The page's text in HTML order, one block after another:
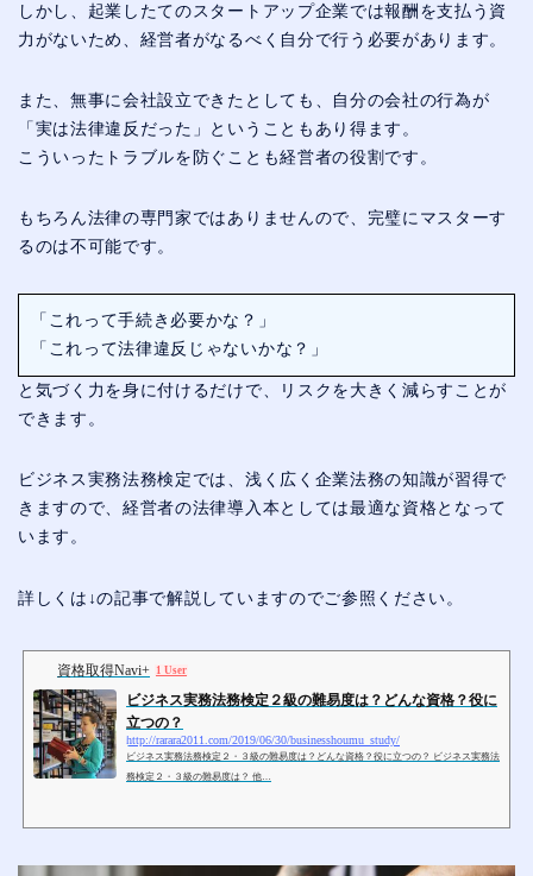
しかし、起業したてのスタートアップ企業では報酬を支払う資
力がないため、経営者がなるべく自分で行う必要があります。
また、無事に会社設立できたとしても、自分の会社の行為が
「実は法律違反だった」ということもあり得ます。
こういったトラブルを防ぐことも経営者の役割です。
もちろん法律の専門家ではありませんので、完璧にマスターす
るのは不可能です。
「これって手続き必要かな？」
「これって法律違反じゃないかな？」
と気づく力を身に付けるだけで、リスクを大きく減らすことが
できます。
ビジネス実務法務検定では、浅く広く企業法務の知識が習得で
きますので、経営者の法律導入本としては最適な資格となって
います。
詳しくは↓の記事で解説していますのでご参照ください。
資格取得Navi+ 1 User
ビジネス実務法務検定２級の難易度は？どんな資格？役に
立つの？
http://rarara2011.com/2019/06/30/businesshoumu_study/
ビジネス実務法務検定２・３級の難易度は？どんな資格？役に立つの？ ビジネス実務法
務検定２・３級の難易度は？ 他…